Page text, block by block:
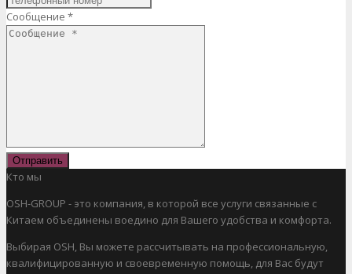
Сообщение *
Отправить
Кто мы
OSH-GROUP - это компания, в которой все услуги связанные с
Китаем объединены воедино для Вашего удобства и комфорта.
Выбирая OSH, Вы можете рассчитывать на профессиональную,
квалифицированную и своевременную помощь, для Вас будут